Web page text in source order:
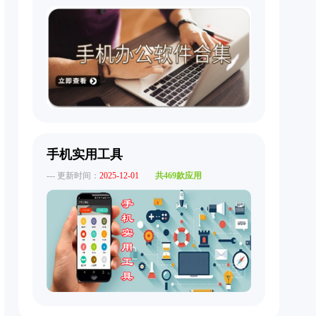
手机实用工具
--- 更新时间： 2025-12-01 共469款应用